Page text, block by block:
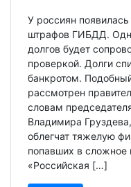
У россиян
штрафов ГИБДД.
долгов будет
проверкой. Долги
банкротом.
рассмотрен
словам
Владимира
облегчат тяжелую
попавших в
«Российская […]